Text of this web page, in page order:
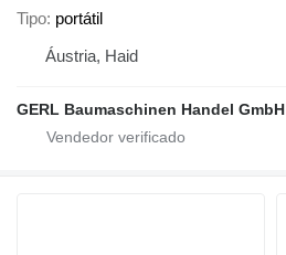
Tipo portátil
Áustria, Haid
GERL Baumaschinen Handel GmbH